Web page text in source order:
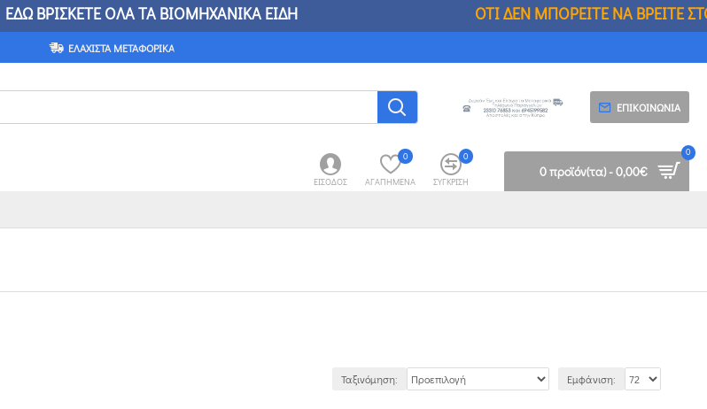
ΕΙΔΗΟΤΙ ΔΕΝ ΜΠΟΡΕΙΤΕ ΝΑ ΒΡΕΙΤΕ ΣΤΟΥΣ ΑΛΛΟΥΣ,ΘΑ ΤΟ ΒΡΕΙΤΕ
ΕΛΆΧΙΣΤΑ ΜΕΤΑΦΟΡΙΚΆ
ΕΠΙΚΟΙΝΩΝΊΑ
ΕΊΣΟΔΟΣ ΑΓΑΠΗΜΈΝΑ
0
ΣΎΓΚΡΙΣΗ
0
0 προϊόν(τα) - 0,00€
0
Ταξινόμηση: Εμφάνιση: